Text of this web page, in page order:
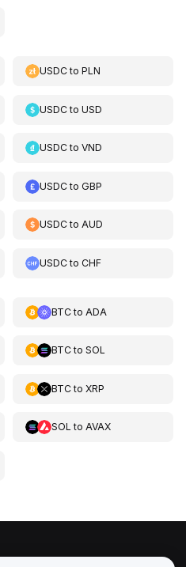
USDCtoPLN
USDCtoUSD
USDCtoVND
USDCtoGBP
USDCtoAUD
USDCtoCHF
BTCto ADA
BTCto SOL
BTCto XRP
SOL to AVAX